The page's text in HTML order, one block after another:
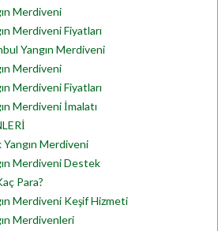
Merdiveni
Merdiveni Fiyatları
Yangın Merdiveni
Merdiveni
Merdiveni Fiyatları
Merdiveni İmalatı
Merdiveni
Merdiveni Destek
Para?
Merdiveni Keşif Hizmeti
Merdivenleri